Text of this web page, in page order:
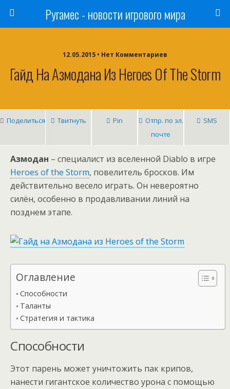
Ругамес - новости игрового мира
12.05.2015 • Нет Комментариев
Гайд На Азмодана Из Heroes Of The Storm
Поделиться Твитнуть Pin
Отпр. по эл.
почте
SMS
Азмодан – специалист из вселенной Diablo в игре
Heroes of the Storm, повелитель бросков. Им
действительно весело играть. Он невероятно
силён, особенно в продавливании линий на
позднем этапе.
Оглавление
Способности
Таланты
Стратегия и тактика
Способности
Этот парень может уничтожить пак крипов,
нанести гигантское количество урона с помощью